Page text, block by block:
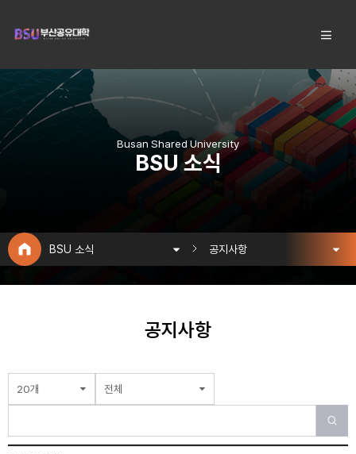
Busan Shared University
BSU 소식
BSU 소식 공지사항
공지사항
20개 전체